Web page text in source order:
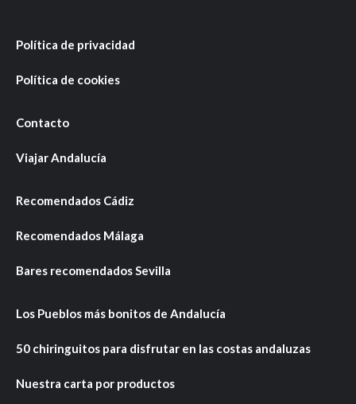
Política de privacidad
Política de cookies
Contacto
Viajar Andalucía
Recomendados Cádiz
Recomendados Málaga
Bares recomendados Sevilla
Los Pueblos más bonitos de Andalucía
50 chiringuitos para disfrutar en las costas andaluzas
Nuestra carta por productos